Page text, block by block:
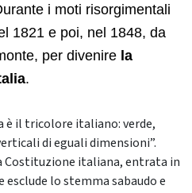
i moti risorgimentali
1821 e poi, nel 1848, da
per divenire la
.
è il tricolore italiano: verde,
di eguali dimensioni”.
Costituzione italiana, entrata in
esclude lo stemma sabaudo e